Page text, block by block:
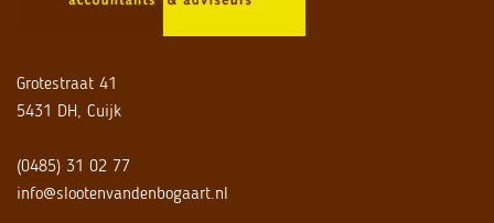
Grotestraat 41
5431 DH, Cuijk
(0485) 31 02 77
info@slootenvandenbogaart.nl